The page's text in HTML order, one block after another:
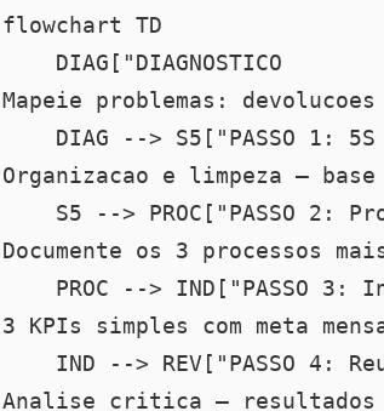
flowchart TD
    DIAG["DIAGNOSTICO
Mapeie problemas:
    DIAG --> S5["PASSO 1: 5S
Organizacao e limpeza —
S5 --> PROC["PASSO 2:
Documente os 3 processos
PROC --> IND["PASSO 3:
3 KPIs simples com meta
IND --> REV["PASSO 4:
Analise critica — resultados